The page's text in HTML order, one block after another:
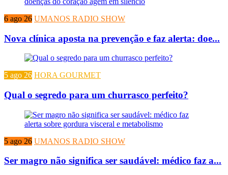
6 ago 26 UMANOS RADIO SHOW
Nova clínica aposta na prevenção e faz alerta: doe...
5 ago 26 HORA GOURMET
Qual o segredo para um churrasco perfeito?
5 ago 26 UMANOS RADIO SHOW
Ser magro não significa ser saudável: médico faz a...